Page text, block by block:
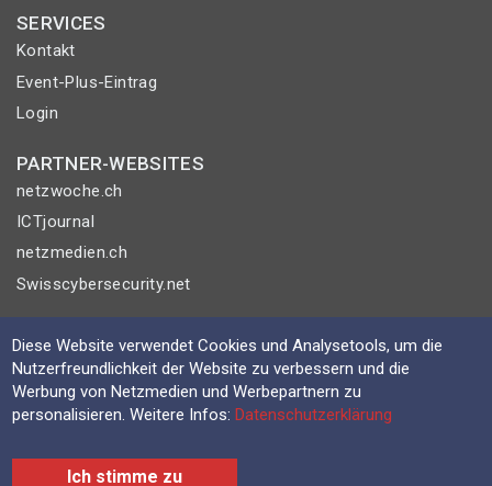
SERVICES
Kontakt
Event-Plus-Eintrag
Login
PARTNER-WEBSITES
netzwoche.ch
ICTjournal
netzmedien.ch
Swisscybersecurity.net
© NETZMEDIEN AG 2026
Impressum
AGB
Nutzungsbestimmungen
Datenschutzerklärung
Diese Website verwendet Cookies und Analysetools, um die
Nutzerfreundlichkeit der Website zu verbessern und die
Werbung von Netzmedien und Werbepartnern zu
personalisieren. Weitere Infos:Datenschutzerklärung
Ich stimme zu